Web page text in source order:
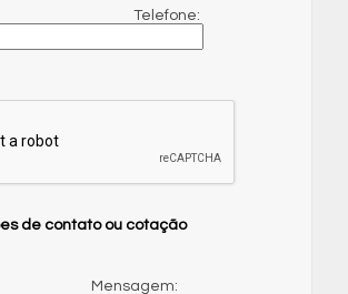
Telefone:
de contato ou cotação
Mensagem: